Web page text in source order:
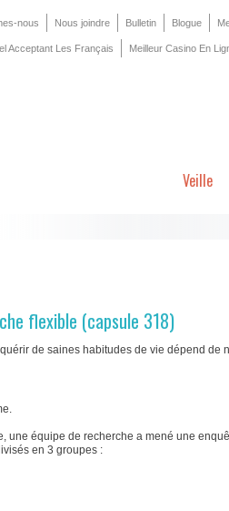
nous Nous joindre Bulletin Blogue
Acceptant Les Français Meilleur Casino En
Veille
flexible (capsule 318)
de saines habitudes de vie dépend de
une équipe de recherche a mené une
en 3 groupes :